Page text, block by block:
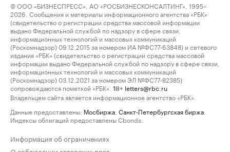
© ООО «БИЗНЕСПРЕСС», АО «РОСБИЗНЕСКОНСАЛТИНГ», 1995–
2026. Сообщения и материалы информационного агентства «РБК»
(свидетельство о регистрации средства массовой информации
выдано Федеральной службой по надзору в сфере связи,
информационных технологий и массовых коммуникаций
(Роскомнадзор) 09.12.2015 за номером ИА №ФС77-63848) и сетевого
издания «РБК» (свидетельство о регистрации средства массовой
информации выдано Федеральной службой по надзору в сфере связи,
информационных технологий и массовых коммуникаций
(Роскомнадзор) 03.12.2021 за номером ЭЛ №ФС77-82385)
сопровождаются пометкой «РБК».
18+ letters@rbc.ru
Владельцем сайта является информационное агентство «РБК».
Данные предоставлены: Мосбиржа Санкт-Петербургская биржа
Индексы облигаций предоставлены Cbonds.
Информация об ограничениях